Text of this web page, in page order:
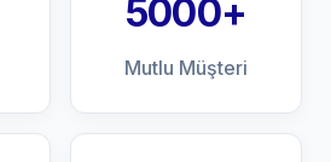
5000+
Mutlu Müşteri